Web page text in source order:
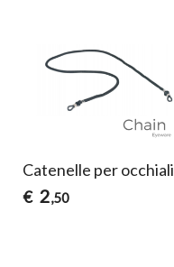
Catenelle per occhiali
€ 2,50